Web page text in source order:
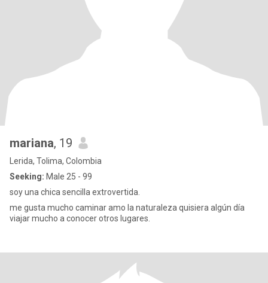
mariana, 19
Lerida, Tolima, Colombia
Seeking: Male 25 - 99
soy una chica sencilla extrovertida.
me gusta mucho caminar amo la naturaleza quisiera algún día
viajar mucho a conocer otros lugares.